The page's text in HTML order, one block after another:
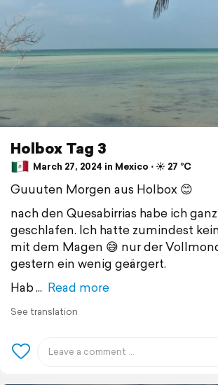
Holbox Tag 3
March 27, 2024 in Mexico ⋅ ☀️ 27 °C
Guuuten Morgen aus Holbox 😊
nach den Quesabirrias habe ich
geschlafen. Ich hatte zumindest
mit dem Magen 😅 nur der
gestern ein wenig geärgert.
Hab
Read more
See translation